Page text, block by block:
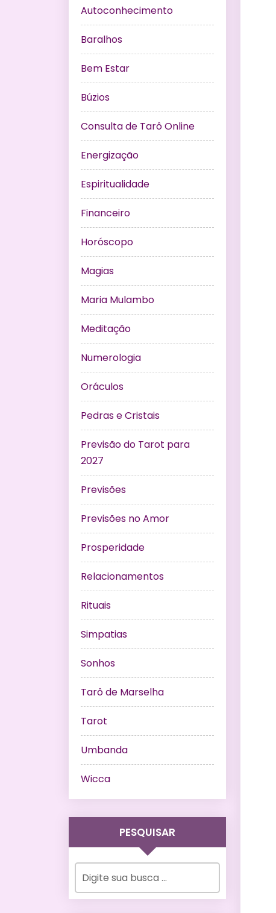
Autoconhecimento
Baralhos
Bem Estar
Búzios
Consulta de Tarô Online
Energização
Espiritualidade
Financeiro
Horóscopo
Magias
Maria Mulambo
Meditação
Numerologia
Oráculos
Pedras e Cristais
Previsão do Tarot para
2027
Previsões
Previsões no Amor
Prosperidade
Relacionamentos
Rituais
Simpatias
Sonhos
Tarô de Marselha
Tarot
Umbanda
Wicca
PESQUISAR